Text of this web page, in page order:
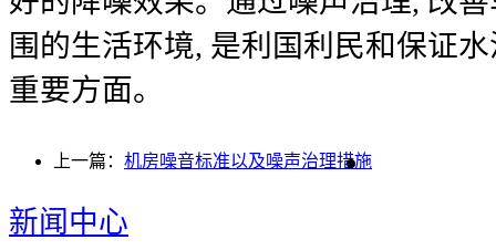
围的生活环境, 是利国利民和保证
重要方面。
上一篇： 机房噪音标准以及噪声治理措施
新闻中心